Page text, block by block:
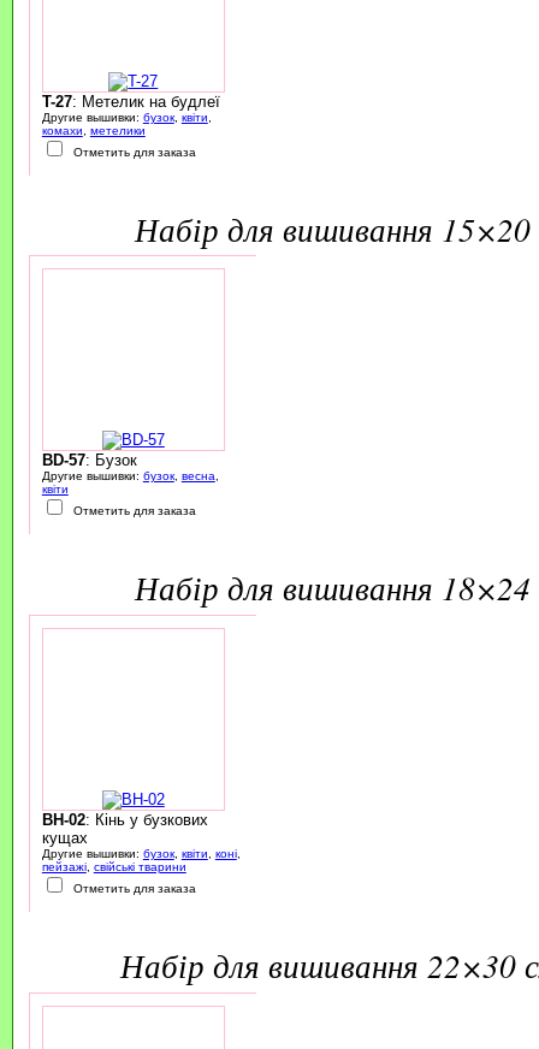
T-27: Метелик на будлеї
Другие вышивки: бузок, квіти
комахи
метелики
Отметить для заказа
набір для вишивання 15×20
BD-57: Бузок
Другие вышивки: бузок, весна,
квіти
Отметить для заказа
набір для вишивання 18×24
BH-02: Кінь у бузкових
кущах
Другие вышивки: бузок, квіти коні,
пейзажі, свійські тварини
Отметить для заказа
набір для вишивання